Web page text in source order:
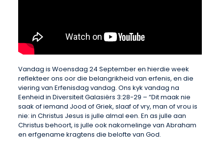
Vandag is Woensdag 24 September en hierdie week
reflekteer ons oor die belangrikheid van erfenis, en die
viering van Erfenisdag vandag. Ons kyk vandag na
Eenheid in Diversiteit Galasiërs 3:28-29 – “Dit maak nie
saak of iemand Jood of Griek, slaaf of vry, man of vrou is
nie: in Christus Jesus is julle almal een. En as julle aan
Christus behoort, is julle ook nakomelinge van Abraham
en erfgename kragtens die belofte van God.